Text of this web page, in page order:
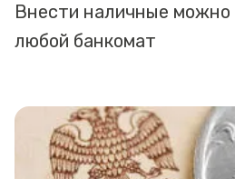
Внести наличные можно
любой банкомат